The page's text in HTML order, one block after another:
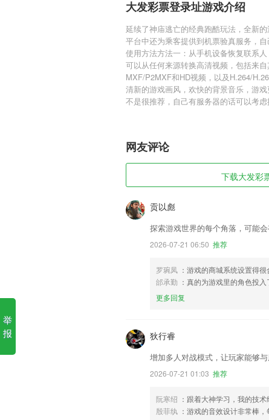
大发彩票登录址游戏介绍
延续了神庙逃亡的经典跑酷玩法，全新
平台中还为乘客提供到机票验真服务，自
使用方法方法一：从手机设备恢复联系人
可以从任何来源转换高清视频，包括来
MXF/P2MXF和HD视频，以及H.264/
清新的游戏画风，欢快的背景音乐，游
不是很推荐，自己有服务器的话可以考虑
网友评论
下载大发彩
贡以彪
探索游戏世界的每个角落，可能
2026-07-21 06:50 推荐
罗琬凤 ：游戏的商城系统设置得
邰承勤 ：真的为游戏里的角色投
更多回复
狄行睿
增加多人对战模式，让玩家能够与
2026-07-21 01:03 推荐
阮寒绍 ：跟着大神学习，我的技术
殷菲纨 ：游戏的音效设计非常棒
举
报